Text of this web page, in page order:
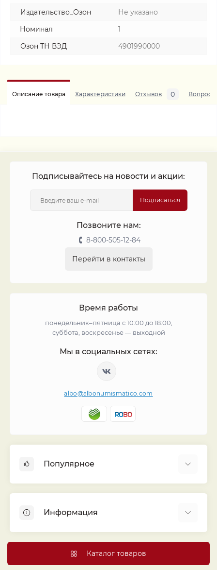
Издательство_Озон
Не указано
Номинал
1
Озон ТН ВЭД
4901990000
Описание товара Характеристики Отзывов 0 Вопросы
Подписывайтесь на новости и акции:
Подписаться
Позвоните нам:
8-800-505-12-84
Перейти в контакты
Время работы
понедельник–пятница с 10:00 до 18:00,
суббота, воскресенье — выходной
Мы в социальных сетях:
albo@albonumismatico.com
Популярное
Монеты
Банкноты
Листы для монет
Капсулы и холдеры
Информация
Договор публичной оферты
Каталог товаров